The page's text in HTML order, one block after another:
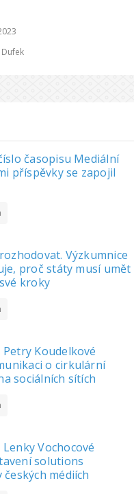
časopisu Mediální
příspěvky se zapojil
Výzkumnice
proč státy musí umět
kroky
Koudelkové
o cirkulární
sociálních sítích
Vochocové
solutions
médiích